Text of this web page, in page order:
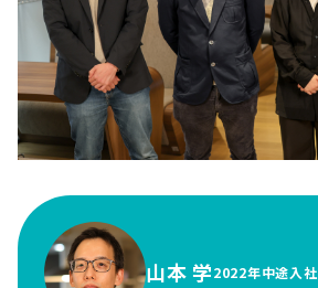
山本 学2022年中途入社